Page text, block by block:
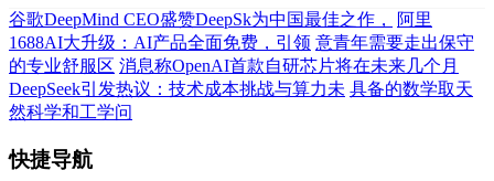
谷歌DeepMind CEO盛赞DeepSk为中国最佳之作，
阿里
1688AI大升级：AI产品全面免费，引领 意青年需要走出保守
的专业舒服区 消息称OpenAI首款自研芯片将在未来几个月
DeepSeek引发热议：技术成本挑战与算力未 具备的数学取天
然科学和工学问
快捷导航